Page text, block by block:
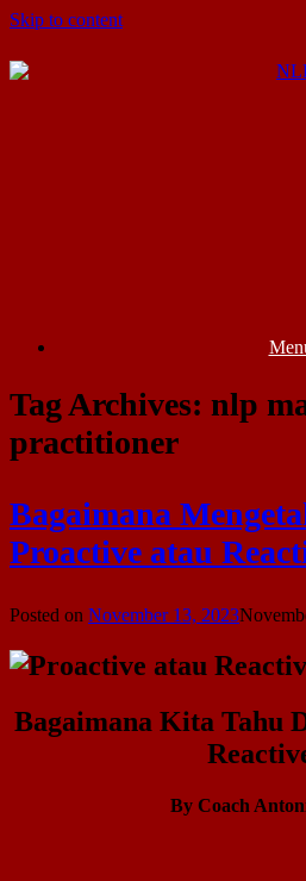
Skip to content
Tag Archives: nlp
practitioner
Bagaimana
Proactive atau
Posted on November 13, 2023
Bagaimana Kita Tahu
By Coach